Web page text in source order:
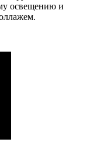
освещению и